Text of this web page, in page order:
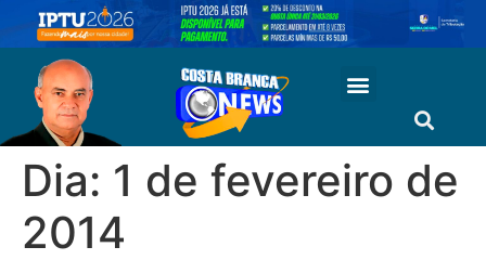
Dia: 1 de fevereiro de
2014